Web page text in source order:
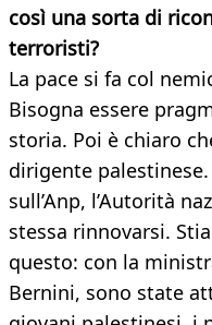
così una sorta di
terroristi?
La pace si fa col
Bisogna essere
storia. Poi è chiaro
dirigente
sull’Anp, l’Autorità
stessa rinnovarsi.
questo: con la
Bernini, sono state